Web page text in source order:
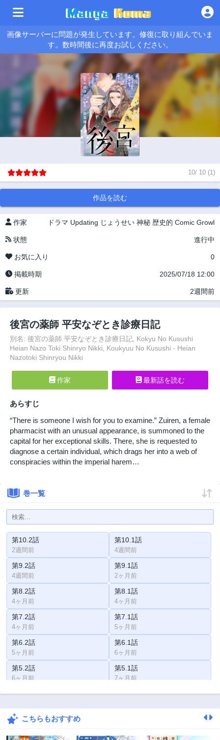
画像サーバーに問題が発生しています。修復に取り組んでいま
す。数時間後に再度お試しください。
10/ 10 (1)
作品を読む
作家 ドラマ Updating じょうせい 神秘 歴史的 Comic Growl
状態 進行中
お気に入り 0
掲載時期 2025/07/18 12:00
更新 2週間前
後宮の薬師 平安なぞとき診療日記
別名: 後宮の薬師 平安なぞとき診療日記, Kokyu No Kusushi
Heian Nazo Toki Shinryo Nikki, Koukyuu No Kusushi - Heian
Nazotoki Shinryou Nikki
作家 最新話を読む
あらすじ
“There is someone I wish for you to examine.” Zuiren, a female
pharmacist with an unusual appearance, is summoned to the
capital for her exceptional skills. There, she is requested to
diagnose a certain individual, which drags her into a web of
conspiracies within the imperial harem…
巻一覧
第10.2話
2週間前
第10.1話
4週間前
第9.2話
4週間前
第9.1話
2ヶ月前
第8.2話
4ヶ月前
第8.1話
4ヶ月前
第7.2話
4ヶ月前
第7.1話
5ヶ月前
第6.2話
5ヶ月前
第6.1話
6ヶ月前
第5.2話
6ヶ月前
第5.1話
7ヶ月前
第4.2話 第4.1話
第3.2話
こちらもおすすめ